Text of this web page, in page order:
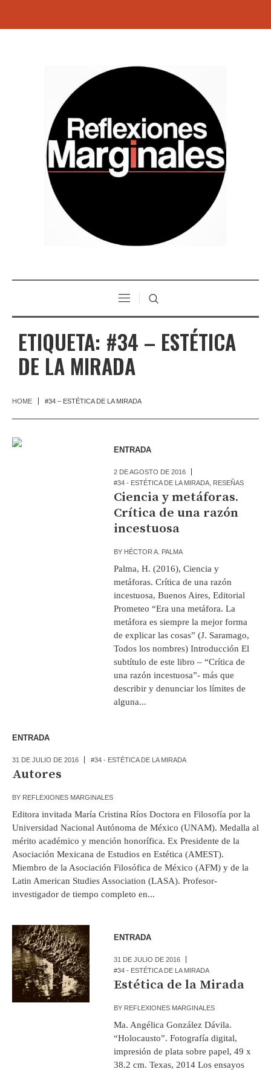
ETIQUETA: #34 – ESTÉTICA
DE LA MIRADA
HOME #34 – ESTÉTICA DE LA MIRADA
ENTRADA
2 DE AGOSTO DE 2016
#34 - ESTÉTICA DE LA MIRADA RESEÑAS
Ciencia y metáforas.
Crítica de una razón
incestuosa
BY HÉCTOR A. PALMA
Palma, H. (2016), Ciencia y
metáforas. Crítica de una razón
incestuosa, Buenos Aires, Editorial
Prometeo “Era una metáfora. La
metáfora es siempre la mejor forma
de explicar las cosas” (J. Saramago,
Todos los nombres) Introducción El
subtítulo de este libro – “Crítica de
una razón incestuosa”- más que
describir y denunciar los límites de
alguna...
ENTRADA
31 DE JULIO DE 2016 #34 - ESTÉTICA DE LA MIRADA
Autores
BY REFLEXIONES MARGINALES
Editora invitada María Cristina Ríos Doctora en Filosofía por la
Universidad Nacional Autónoma de México (UNAM). Medalla al
mérito académico y mención honorífica. Ex Presidente de la
Asociación Mexicana de Estudios en Estética (AMEST).
Miembro de la Asociación Filosófica de México (AFM) y de la
Latin American Studies Association (LASA). Profesor-
investigador de tiempo completo en...
ENTRADA
31 DE JULIO DE 2016
#34 - ESTÉTICA DE LA MIRADA
Estética de la Mirada
BY REFLEXIONES MARGINALES
Ma. Angélica González Dávila.
“Holocausto”. Fotografía digital,
impresión de plata sobre papel, 49 x
38.2 cm. Texas, 2014 Los ensayos